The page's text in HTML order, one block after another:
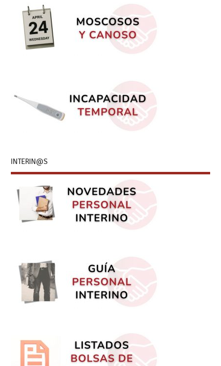
INTERIN@S